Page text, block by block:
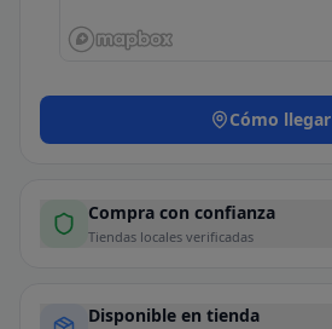
Cómo llegar
Compra con confianza
Tiendas locales verificadas
Disponible en tienda